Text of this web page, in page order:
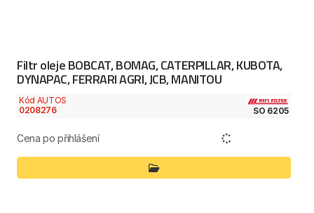
Filtr oleje BOBCAT, BOMAG, CATERPILLAR, KUBOTA,
DYNAPAC, FERRARI AGRI, JCB, MANITOU
Kód AUTOS
0208276
SO 6205
Cena po přihlášení